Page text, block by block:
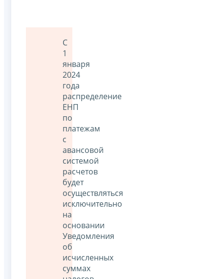
С
1
января
2024
года
распределение
ЕНП
по
платежам
с
авансовой
системой
расчетов
будет
осуществляться
исключительно
на
основании
Уведомления
об
исчисленных
суммах